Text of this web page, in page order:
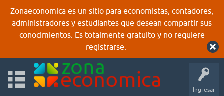
Zonaeconomica es un sitio para economistas, contadores,
administradores y estudiantes que desean compartir sus
conocimientos. Es totalmente gratuito y no requiere
registrarse.
Ingresar